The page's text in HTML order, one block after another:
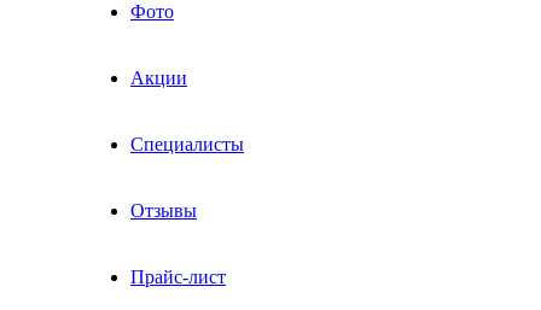
Фото
Акции
Специалисты
Отзывы
Прайс-лист